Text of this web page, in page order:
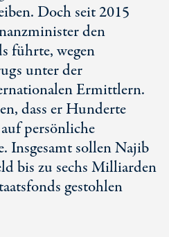
Doch seit 2015
den
führte, wegen
unter der
Ermittlern.
dass er Hunderte
persönliche
Insgesamt sollen Najib
bis zu sechs Milliarden
gestohlen